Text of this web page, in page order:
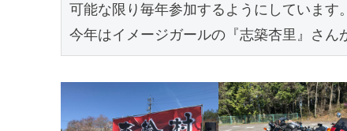
可能な限り毎年参加するようにしています。
今年はイメージガールの『志築杏里』さん